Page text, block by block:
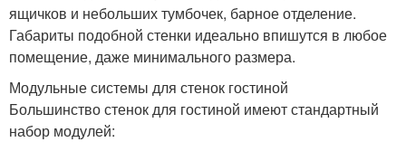
ящичков и небольших тумбочек, барное отделение.
Габариты подобной стенки идеально впишутся в любое
помещение, даже минимального размера.
Модульные системы для стенок гостиной
Большинство стенок для гостиной имеют стандартный
набор модулей: